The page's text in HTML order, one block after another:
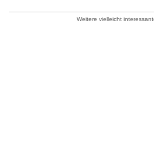
Weitere vielleicht